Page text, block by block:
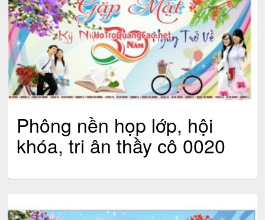
Phông nền họp lớp, hội
khóa, tri ân thầy cô 0020